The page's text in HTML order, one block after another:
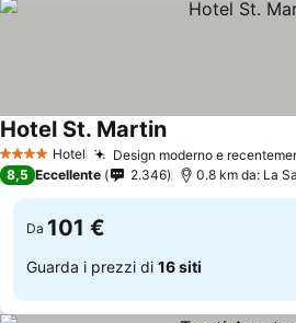
4 Stelle Hotel Design moderno e
Hotel St. Martin
8,5 Eccellente 2.346 0.8 km da: La
Da 101 €
Guarda i prezzi di 16 siti